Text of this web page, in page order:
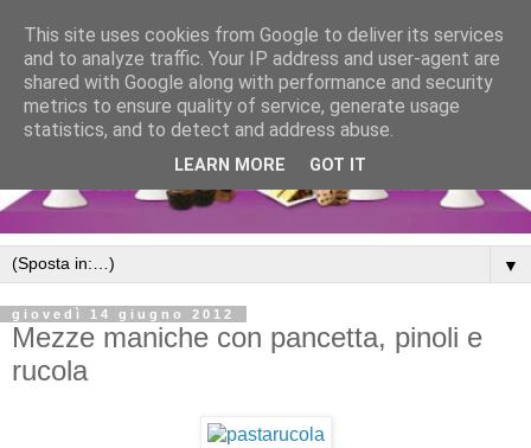
▼
giovedì 14 giugno 2012
Mezze maniche con pancetta, pinoli e
rucola
This site uses cookies from Google to deliver its services
and to analyze traffic. Your IP address and user-agent are
shared with Google along with performance and security
metrics to ensure quality of service, generate usage
statistics, and to detect and address abuse.
LEARN MORE GOT IT